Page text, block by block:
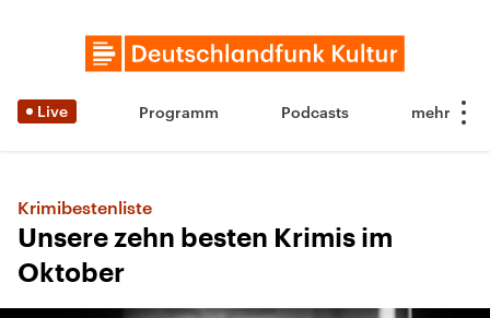
Live Programm Podcasts
Krimibestenliste
Unsere zehn besten Krimis im
Oktober